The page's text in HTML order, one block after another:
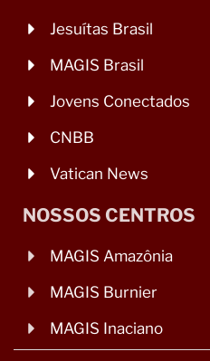
Jesuítas Brasil
MAGIS Brasil
Jovens Conectados
CNBB
Vatican News
NOSSOS CENTROS
MAGIS Amazônia
MAGIS Burnier
MAGIS Inaciano